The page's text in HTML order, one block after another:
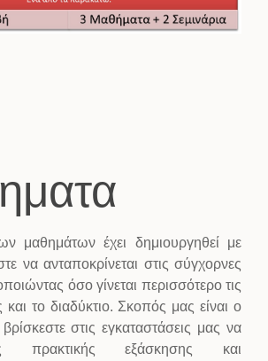
μαθημάτων έχει δημιουργηθεί με
να ανταποκρίνεται στις σύγχορνες
όσο γίνεται περισσότερο τις
και το διαδύκτιο. Σκοπός μας είναι ο
στις εγκαταστάσεις μας να
πρακτικής εξάσκησης και